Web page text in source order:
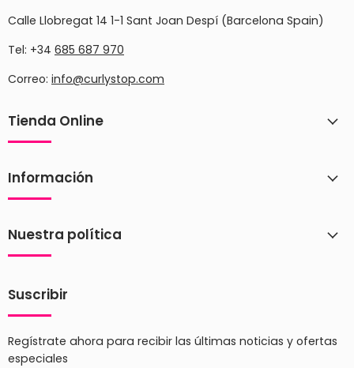
Calle Llobregat 14 1-1 Sant Joan Despí (Barcelona Spain)
Tel: +34 685 687 970
Correo: info@curlystop.com
Tienda Online
Información
Nuestra política
Suscribir
Regístrate ahora para recibir las últimas noticias y ofertas
especiales